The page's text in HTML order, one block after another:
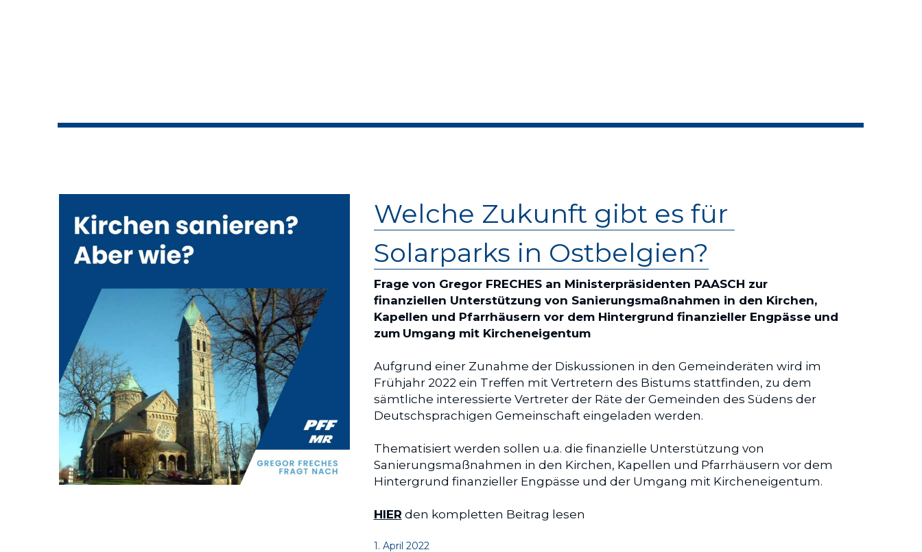
Welche Zukunft gibt es für
Solarparks in Ostbelgien?
Frage von Gregor FRECHES an Ministerpräsidenten PAASCH zur
finanziellen Unterstützung von Sanierungsmaßnahmen in den Kirchen,
Kapellen und Pfarrhäusern vor dem Hintergrund finanzieller Engpässe und
zum Umgang mit Kircheneigentum
Aufgrund einer Zunahme der Diskussionen in den Gemeinderäten wird im
Frühjahr 2022 ein Treffen mit Vertretern des Bistums stattfinden, zu dem
sämtliche interessierte Vertreter der Räte der Gemeinden des Südens der
Deutschsprachigen Gemeinschaft eingeladen werden.
Thematisiert werden sollen u.a. die finanzielle Unterstützung von
Sanierungsmaßnahmen in den Kirchen, Kapellen und Pfarrhäusern vor dem
Hintergrund finanzieller Engpässe und der Umgang mit Kircheneigentum.
HIER den kompletten Beitrag lesen
1. April 2022